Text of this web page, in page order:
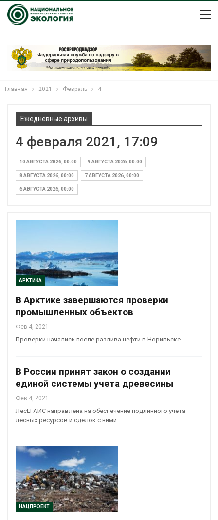
Главная 2021 Февраль 4
Ежедневные архивы
4 февраля 2021, 17:09
10 АВГУСТА 2026, 00:00 9 АВГУСТА 2026, 00:00
8 АВГУСТА 2026, 00:00 7 АВГУСТА 2026, 00:00
6 АВГУСТА 2026, 00:00
АРКТИКА
В Арктике завершаются проверки
промышленных объектов
Фев 4, 2021
Проверки начались после разлива нефти в Норильске.
В России принят закон о создании
единой системы учета древесины
Фев 4, 2021
ЛесЕГАИС направлена на обеспечение подлинного учета
лесных ресурсов и сделок с ними.
НАЦПРОЕКТ